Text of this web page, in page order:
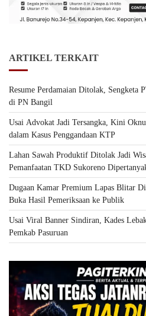
ARTIKEL TERKAIT
Resume Perdamaian Ditolak, Sengketa
di PN Bangil
Usai Advokat Jadi Tersangka, Kini
dalam Kasus Penggandaan KTP
Lahan Sawah Produktif Ditolak Jadi
Pemanfaatan TKD Sukoreno
Dugaan Kamar Premium Lapas Blitar
Buka Hasil Pemeriksaan ke Publik
Usai Viral Banner Sindiran, Kades
Pemkab Pasuruan